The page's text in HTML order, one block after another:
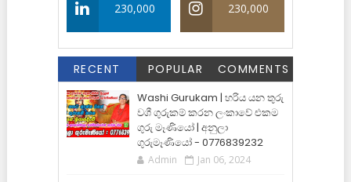
230,000 230,000
RECENT POPULAR COMMENTS
Washi Gurukam | හරිය යන තුරු
වශී ගුරුකම් කරන ලංකාවේ එකම
ගුරු මෑණියෝ | අනුලා
ගුරුමෑණියෝ - 0776839232
Admin Jan 06, 2024